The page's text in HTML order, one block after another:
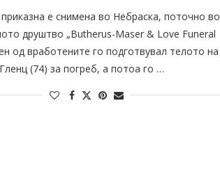
е снимена во Небраска, поточно во
друштво „Butherus-Maser & Love Funeral
од вработените го подготвувал телото на
(74) за погреб, а потоа го …